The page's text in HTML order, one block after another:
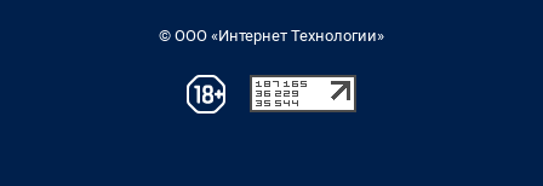
© ООО «Интернет Технологии»